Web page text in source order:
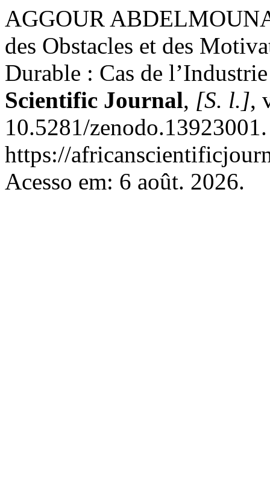
AGGOUR
des Obstacles et des
Durable : Cas de
Scientific Journal, [S. l.],
10.5281/
https://
Acesso em: 6 août. 2026.